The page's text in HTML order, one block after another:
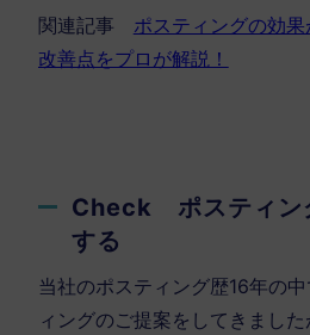
関連記事
ポスティングの効
改善点をプロが解説！
Check ポスティン
する
当社のポスティング歴16年の
ィングのご提案をしてきまし